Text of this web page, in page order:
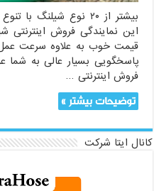
بیشتر از ۲۰ نوع
این نمایندگی فروش
قیمت خوب به علاوه سرعت عمل
پاسخگویی بسیار عالی به
فروش اینترنتی …
توضیحات بیشتر »
کانال ایتا شرکت